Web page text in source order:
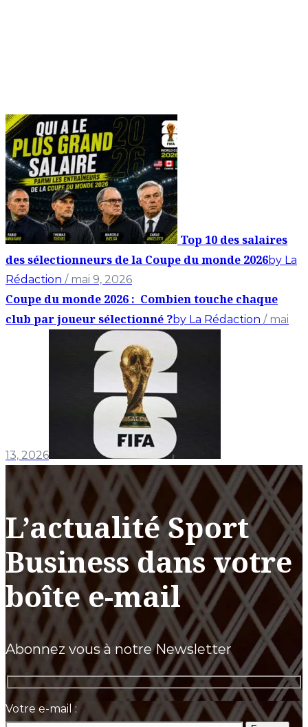
Top 10 des salaires
des sélectionneurs de la Coupe du monde 2026by La
Rédaction / mai 9, 2026
Coupe du monde 2026 : Combien touche chaque
club par joueur sélectionné ?by La Rédaction / mai
13, 2026
L’actualité Sport
Business dans votre
boîte e-mail
Abonnez vous à notre Newsletter
Votre e-mail :